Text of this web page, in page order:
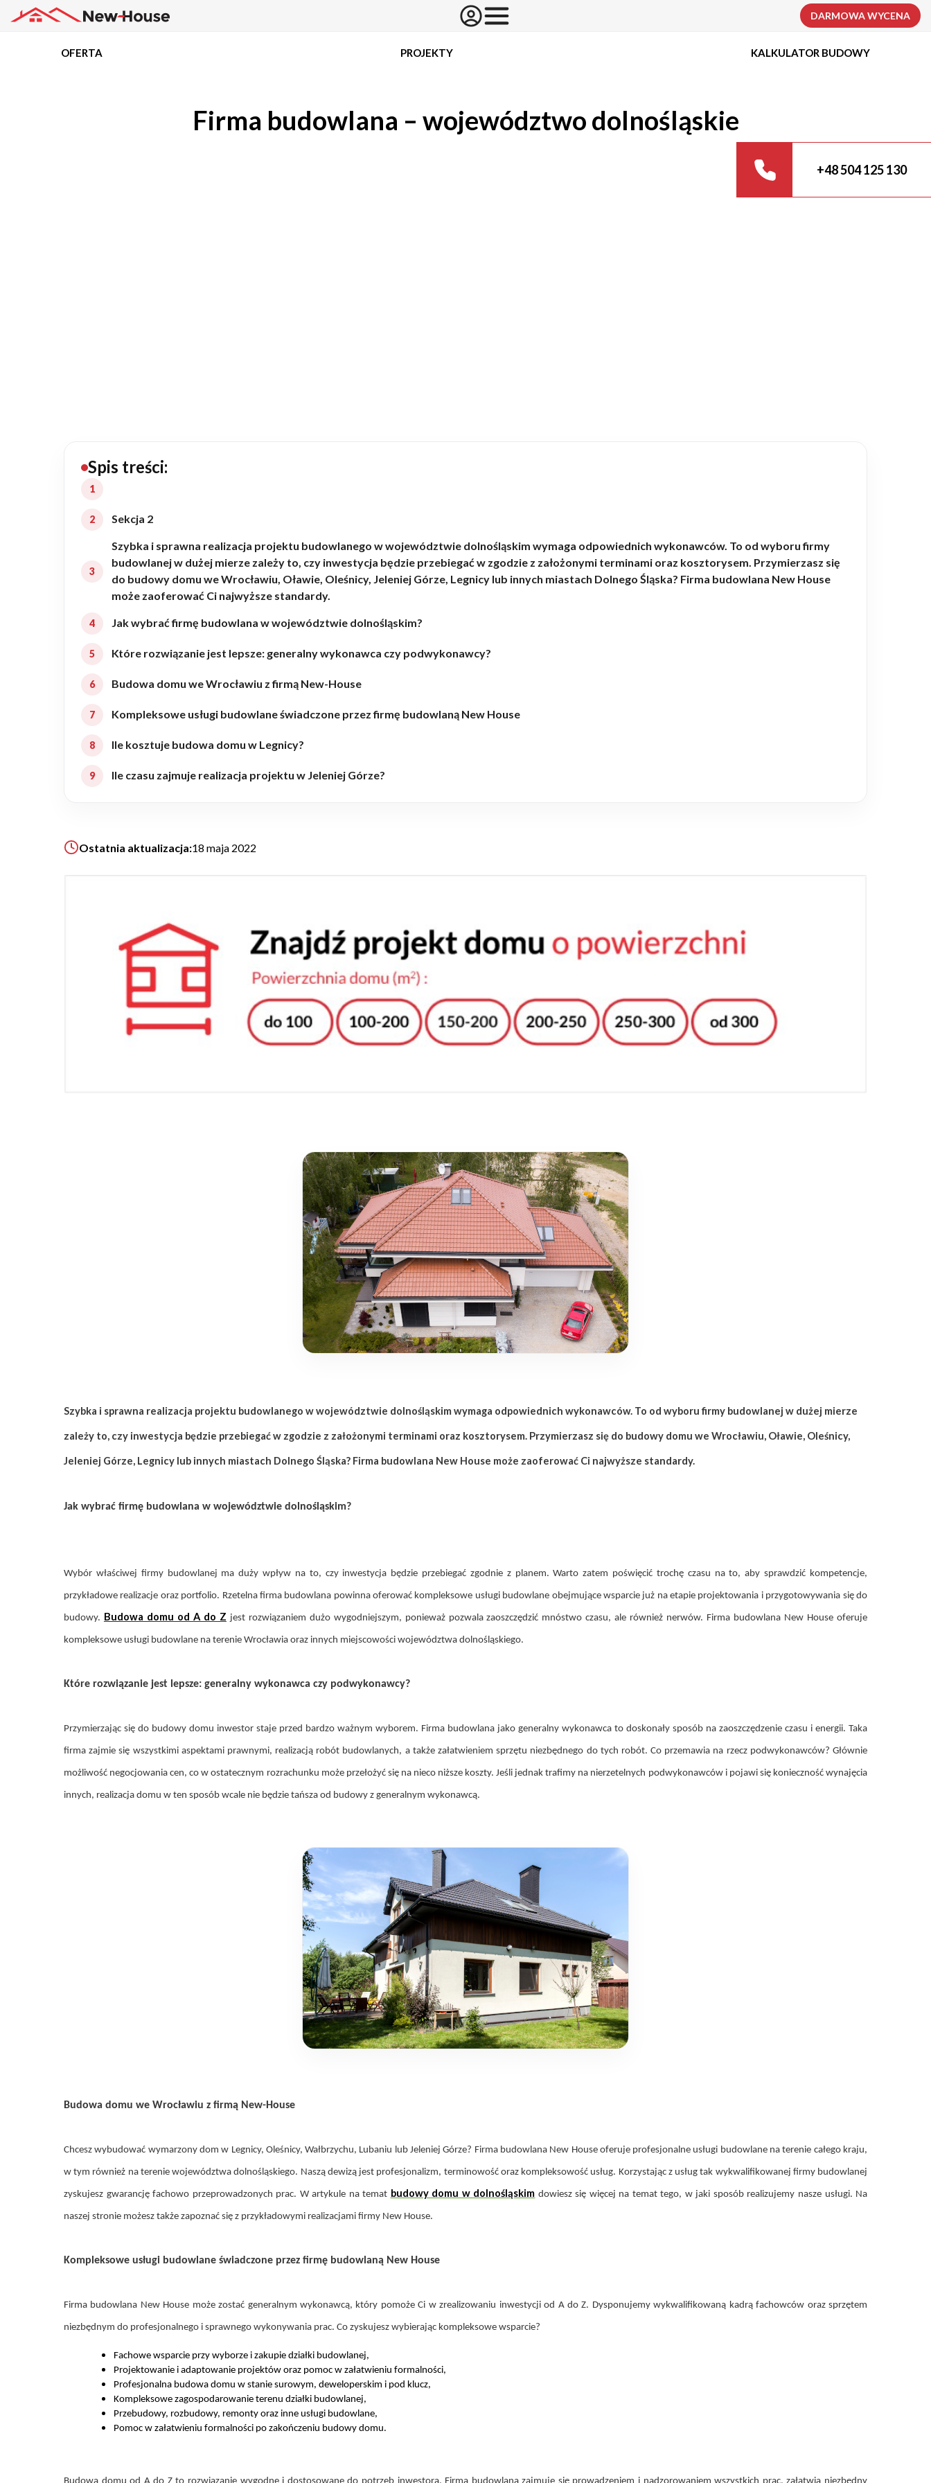
Rezydencje
Rozbudowa
Remonty
Budynki biurowe
Realizacje
Referencje
Filmy
Ogrody
KALKULATOR BUDOWY
ZAPISZ SIĘ
DARMOWA WYCENA
OFERTA PROJEKTY KALKULATOR BUDOWY
Firma budowlana – województwo dolnośląskie
+48 504 125 130
Spis treści:
Sekcja 2
Szybka i sprawna realizacja projektu budowlanego w województwie dolnośląskim wymaga odpowiednich wykonawców. To od wyboru firmy
budowlanej w dużej mierze zależy to, czy inwestycja będzie przebiegać w zgodzie z założonymi terminami oraz kosztorysem. Przymierzasz się
do budowy domu we Wrocławiu, Oławie, Oleśnicy, Jeleniej Górze, Legnicy lub innych miastach Dolnego Śląska? Firma budowlana New House
może zaoferować Ci najwyższe standardy.
Jak wybrać firmę budowlana w województwie dolnośląskim?
Które rozwiązanie jest lepsze: generalny wykonawca czy podwykonawcy?
Budowa domu we Wrocławiu z firmą New-House
Kompleksowe usługi budowlane świadczone przez firmę budowlaną New House
Ile kosztuje budowa domu w Legnicy?
Ile czasu zajmuje realizacja projektu w Jeleniej Górze?
Ostatnia aktualizacja:18 maja 2022
Szybka i sprawna realizacja projektu budowlanego w województwie dolnośląskim wymaga odpowiednich wykonawców. To od wyboru firmy budowlanej w dużej mierze
zależy to, czy inwestycja będzie przebiegać w zgodzie z założonymi terminami oraz kosztorysem. Przymierzasz się do budowy domu we Wrocławiu, Oławie, Oleśnicy,
Jeleniej Górze, Legnicy lub innych miastach Dolnego Śląska? Firma budowlana New House może zaoferować Ci najwyższe standardy.
Jak wybrać firmę budowlana w województwie dolnośląskim?
Wybór właściwej firmy budowlanej ma duży wpływ na to, czy inwestycja będzie przebiegać zgodnie z planem. Warto zatem poświęcić trochę czasu na to, aby sprawdzić kompetencje,
przykładowe realizacje oraz portfolio. Rzetelna firma budowlana powinna oferować kompleksowe usługi budowlane obejmujące wsparcie już na etapie projektowania i przygotowywania się do
budowy. Budowa domu od A do Z jest rozwiązaniem dużo wygodniejszym, ponieważ pozwala zaoszczędzić mnóstwo czasu, ale również nerwów. Firma budowlana New House oferuje
kompleksowe usługi budowlane na terenie Wrocławia oraz innych miejscowości województwa dolnośląskiego.
Które rozwiązanie jest lepsze: generalny wykonawca czy podwykonawcy?
Przymierzając się do budowy domu inwestor staje przed bardzo ważnym wyborem. Firma budowlana jako generalny wykonawca to doskonały sposób na zaoszczędzenie czasu i energii. Taka
firma zajmie się wszystkimi aspektami prawnymi, realizacją robót budowlanych, a także załatwieniem sprzętu niezbędnego do tych robót. Co przemawia na rzecz podwykonawców? Głównie
możliwość negocjowania cen, co w ostatecznym rozrachunku może przełożyć się na nieco niższe koszty. Jeśli jednak trafimy na nierzetelnych podwykonawców i pojawi się konieczność wynajęcia
innych, realizacja domu w ten sposób wcale nie będzie tańsza od budowy z generalnym wykonawcą.
Budowa domu we Wrocławiu z firmą New-House
Chcesz wybudować wymarzony dom w Legnicy, Oleśnicy, Wałbrzychu, Lubaniu lub Jeleniej Górze? Firma budowlana New House oferuje profesjonalne usługi budowlane na terenie całego kraju,
w tym również na terenie województwa dolnośląskiego. Naszą dewizą jest profesjonalizm, terminowość oraz kompleksowość usług. Korzystając z usług tak wykwalifikowanej firmy budowlanej
zyskujesz gwarancję fachowo przeprowadzonych prac. W artykule na temat budowy domu w dolnośląskim dowiesz się więcej na temat tego, w jaki sposób realizujemy nasze usługi. Na
naszej stronie możesz także zapoznać się z przykładowymi realizacjami firmy New House.
Kompleksowe usługi budowlane świadczone przez firmę budowlaną New House
Firma budowlana New House może zostać generalnym wykonawcą, który pomoże Ci w zrealizowaniu inwestycji od A do Z. Dysponujemy wykwalifikowaną kadrą fachowców oraz sprzętem
niezbędnym do profesjonalnego i sprawnego wykonywania prac. Co zyskujesz wybierając kompleksowe wsparcie?
Fachowe wsparcie przy wyborze i zakupie działki budowlanej,
Projektowanie i adaptowanie projektów oraz pomoc w załatwieniu formalności,
Profesjonalna budowa domu w stanie surowym, deweloperskim i pod klucz,
Kompleksowe zagospodarowanie terenu działki budowlanej,
Przebudowy, rozbudowy, remonty oraz inne usługi budowlane,
Pomoc w załatwieniu formalności po zakończeniu budowy domu.